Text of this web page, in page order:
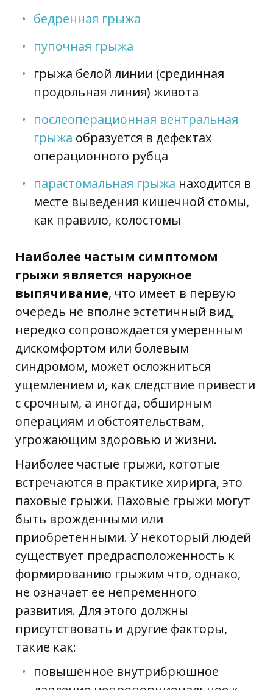
бедренная грыжа
пупочная грыжа
грыжа белой линии (срединная
продольная линия) живота
послеоперационная вентральная
грыжа образуется в дефектах
операционного рубца
парастомальная грыжа находится в
месте выведения кишечной стомы,
как правило, колостомы
Наиболее частым симптомом
грыжи является наружное
выпячивание, что имеет в первую
очередь не вполне эстетичный вид,
нередко сопровождается умеренным
дискомфортом или болевым
синдромом, может осложниться
ущемлением и, как следствие привести
с срочным, а иногда, обширным
операциям и обстоятельствам,
угрожающим здоровью и жизни.
Наиболее частые грыжи, кототые
встречаются в практике хирирга, это
паховые грыжи. Паховые грыжи могут
быть врожденными или
приобретенными. У некоторый людей
существует предрасположенность к
формированию грыжим что, однако,
не означает ее непременного
развития. Для этого должны
присутствовать и другие факторы,
такие как:
повышенное внутрибрюшное